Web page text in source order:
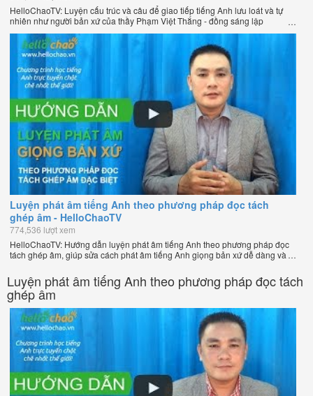
HelloChaoTV: Luyện cấu trúc và câu để giao tiếp tiếng Anh lưu loát và tự
nhiên như người bản xứ của thầy Phạm Việt Thắng - đồng sáng lập
HelloChao.vn - Trang web học tiếng Anh trực tuyến chặt chẽ nhất thế giới.
Luyện phát âm tiếng Anh theo phương pháp đọc tách
ghép âm - HelloChaoTV
774,536 lượt xem
HelloChaoTV: Hướng dẫn luyện phát âm tiếng Anh theo phương pháp đọc
tách ghép âm, giúp sửa cách phát âm tiếng Anh giọng bản xứ dễ dàng và
Chương trình dạy tiếng Anh trực tuyến chặt chẽ nhất thế giới!
Luyện phát âm tiếng Anh theo phương pháp đọc tách
ghép âm